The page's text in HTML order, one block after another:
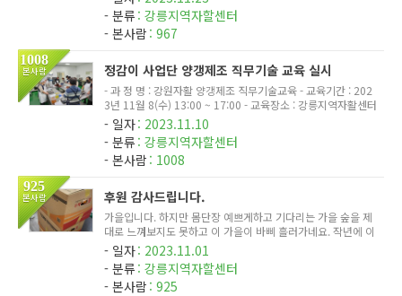
나눔 자원 봉사자로 참여하는 뜻깊은 시간을 보냈습니다. 나날
이 높아지는...
분류 강릉지역자할센터
본사람 967
1008
본사람 정감이 사업단 양갱제조 직무기술 교육 실시
- 과 정 명 : 강원자활 양갱제조 직무기술교육 - 교육기간 : 202
3년 11월 8(수) 13:00 ~ 17:00 - 교육장소 : 강릉지역자활센터
정감이 사업단 - 교육대상 : 강릉. 홍천 지역자활센터 참여주민
등 - 주 관 : 강원광역자활센터 - 강 사 : 심남섭 대표(주) 홍천
팥...
일자 2023.11.10
분류 강릉지역자할센터
본사람 1008
925
본사람 후원 감사드립니다.
가을입니다. 하지만 몸단장 예쁘게하고 기다리는 가을 숲을 제
대로 느껴보지도 못하고 이 가을이 바삐 흘러가네요. 작년에 이
어 올해도 변함없이 강릉교회(이상천목사님 시무)에서 추수감
사절을 보내며 저희센터에 풍성한 과일 상자를 보내주셨습니
다. 덕분에 ...
일자 2023.11.01
분류 강릉지역자할센터
본사람 925